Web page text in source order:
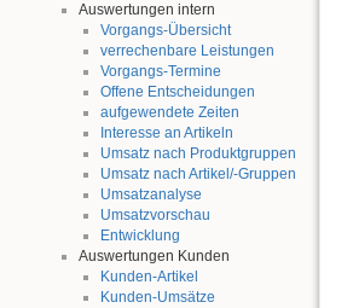
Auswertungen intern
Vorgangs-Übersicht
verrechenbare Leistungen
Vorgangs-Termine
Offene Entscheidungen
aufgewendete Zeiten
Interesse an Artikeln
Umsatz nach Produktgruppen
Umsatz nach Artikel/-Gruppen
Umsatzanalyse
Umsatzvorschau
Entwicklung
Auswertungen Kunden
Kunden-Artikel
Kunden-Umsätze